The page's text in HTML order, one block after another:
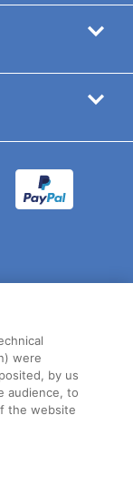
were
by us
audience, to
the website